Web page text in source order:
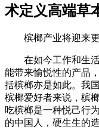
术定义高端草
槟榔产业将迎来
在如今工作和生
能带来愉悦性的产品
括槟榔亦是如此。我
槟榔爱好者来说，槟
吃槟榔是一种悦己行
的中国人，硬生生的